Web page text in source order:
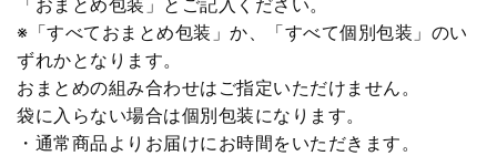
「おまとめ包装」とご記入ください。
※「すべておまとめ包装」か、「すべて個別包装」のい
ずれかとなります。
おまとめの組み合わせはご指定いただけません。
袋に入らない場合は個別包装になります。
・通常商品よりお届けにお時間をいただきます。